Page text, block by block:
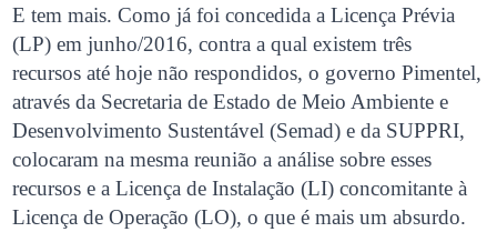
E tem mais. Como já foi concedida a Licença Prévia
(LP) em junho/2016, contra a qual existem três
recursos até hoje não respondidos, o governo Pimentel,
através da Secretaria de Estado de Meio Ambiente e
Desenvolvimento Sustentável (Semad) e da SUPPRI,
colocaram na mesma reunião a análise sobre esses
recursos e a Licença de Instalação (LI) concomitante à
Licença de Operação (LO), o que é mais um absurdo.